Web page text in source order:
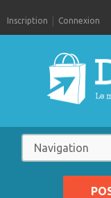
Inscription Connexion